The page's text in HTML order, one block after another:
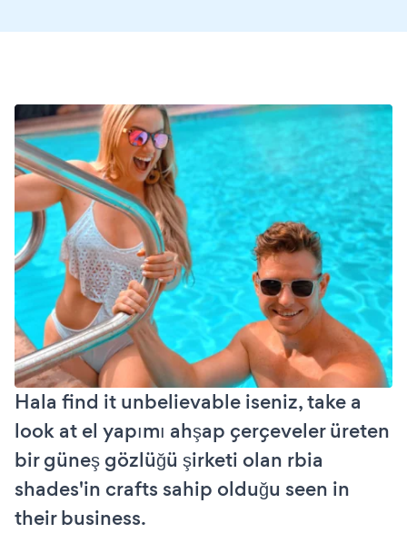
Hala find it unbelievable iseniz, take a
look at el yapımı ahşap çerçeveler üreten
bir güneş gözlüğü şirketi olan rbia
shades'in crafts sahip olduğu seen in
their business.